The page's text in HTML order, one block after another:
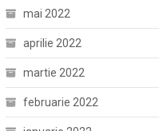
mai 2022
aprilie 2022
martie 2022
februarie 2022